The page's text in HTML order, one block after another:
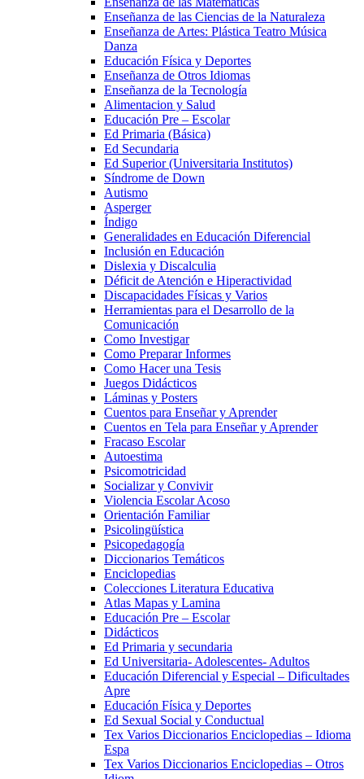
Enseñanza de las Ciencias de la Naturaleza
Enseñanza de Artes: Plástica Teatro Música
Danza
Educación Física y Deportes
Enseñanza de Otros Idiomas
Enseñanza de la Tecnología
Alimentacion y Salud
Educación Pre – Escolar
Ed Primaria (Básica)
Ed Secundaria
Ed Superior (Universitaria Institutos)
Síndrome de Down
Autismo
Asperger
Índigo
Generalidades en Educación Diferencial
Inclusión en Educación
Dislexia y Discalculia
Déficit de Atención e Hiperactividad
Discapacidades Físicas y Varios
Herramientas para el Desarrollo de la
Comunicación
Como Investigar
Como Preparar Informes
Como Hacer una Tesis
Juegos Didácticos
Láminas y Posters
Cuentos para Enseñar y Aprender
Cuentos en Tela para Enseñar y Aprender
Fracaso Escolar
Autoestima
Psicomotricidad
Socializar y Convivir
Violencia Escolar Acoso
Orientación Familiar
Psicolingüística
Psicopedagogía
Diccionarios Temáticos
Enciclopedias
Colecciones Literatura Educativa
Atlas Mapas y Lamina
Educación Pre – Escolar
Didácticos
Ed Primaria y secundaria
Ed Universitaria- Adolescentes- Adultos
Educación Diferencial y Especial – Dificultades
Apre
Educación Física y Deportes
Ed Sexual Social y Conductual
Tex Varios Diccionarios Enciclopedias – Idioma
Espa
Tex Varios Diccionarios Enciclopedias – Otros